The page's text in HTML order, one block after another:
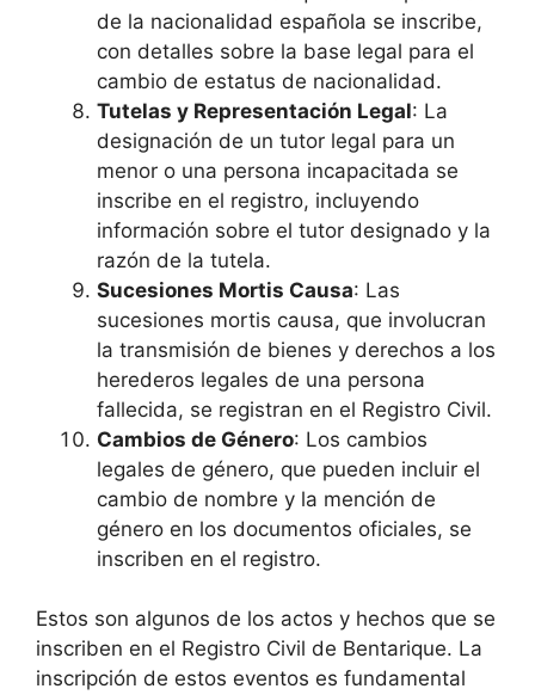
de la nacionalidad española se inscribe,
con detalles sobre la base legal para el
cambio de estatus de nacionalidad.
Tutelas y Representación Legal: La
designación de un tutor legal para un
menor o una persona incapacitada se
inscribe en el registro, incluyendo
información sobre el tutor designado y la
razón de la tutela.
Sucesiones Mortis Causa: Las
sucesiones mortis causa, que involucran
la transmisión de bienes y derechos a los
herederos legales de una persona
fallecida, se registran en el Registro Civil.
Cambios de Género: Los cambios
legales de género, que pueden incluir el
cambio de nombre y la mención de
género en los documentos oficiales, se
inscriben en el registro.
Estos son algunos de los actos y hechos que se
inscriben en el Registro Civil de Bentarique. La
inscripción de estos eventos es fundamental